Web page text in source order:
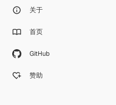
关于
首页
GitHub
赞助